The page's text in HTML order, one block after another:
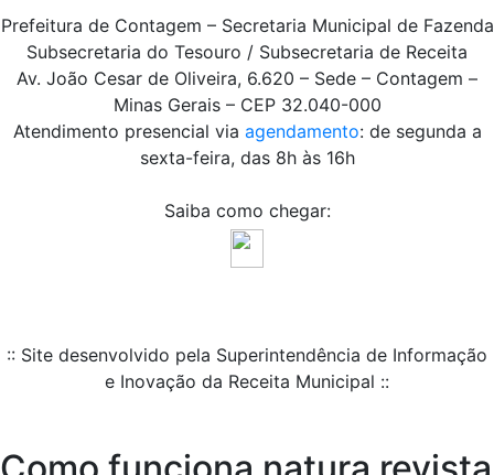
Prefeitura de Contagem – Secretaria Municipal de Fazenda
Subsecretaria do Tesouro / Subsecretaria de Receita
Av. João Cesar de Oliveira, 6.620 – Sede – Contagem –
Minas Gerais – CEP 32.040-000
Atendimento presencial via agendamento: de segunda a
sexta-feira, das 8h às 16h
Saiba como chegar:
:: Site desenvolvido pela Superintendência de Informação
e Inovação da Receita Municipal ::